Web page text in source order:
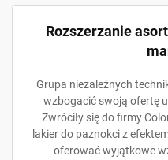
Rozszerzanie
Grupa niezależnych
wzbogacić swoją ofertę
Zwróciły się do firmy
lakier do paznokci z
oferować wyjątkowe